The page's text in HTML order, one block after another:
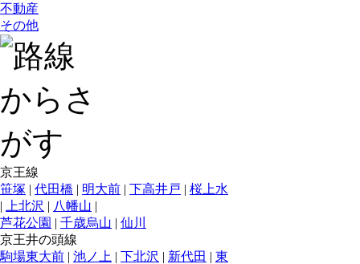
不動産
その他
京王線
笹塚 | 代田橋 | 明大前 | 下高井戸 | 桜上水
|
上北沢 | 八幡山 |
芦花公園 | 千歳烏山 | 仙川
京王井の頭線
駒場東大前 | 池ノ上 | 下北沢 | 新代田 | 東